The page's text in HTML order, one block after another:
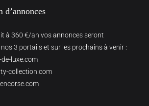
à 360 €/an vos annonces seront
3 portails et sur les prochains à venir :
luxe.com
collection.com